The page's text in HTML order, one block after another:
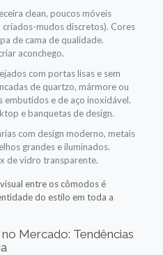
clean, poucos móveis
mudos discretos). Cores
de cama de qualidade.
aconchego.
com portas lisas e sem
de quartzo, mármore ou
embutidos e de aço inoxidável.
e banquetas de design.
com design moderno, metais
grandes e iluminados.
de vidro transparente.
entre os cômodos é
do estilo em toda a
Mercado: Tendências